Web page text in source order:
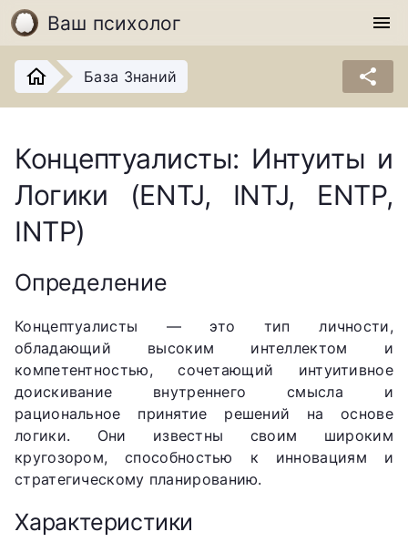
Ваш психолог menu
База Знаний share
Концептуалисты: Интуиты и
Логики (ENTJ, INTJ, ENTP,
INTP)
Определение
Концептуалисты — это тип личности,
обладающий высоким интеллектом и
компетентностью, сочетающий интуитивное
доискивание внутреннего смысла и
рациональное принятие решений на основе
логики. Они известны своим широким
кругозором, способностью к инновациям и
стратегическому планированию.
Характеристики